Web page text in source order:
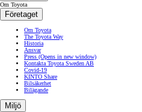
Om Toyota
Företaget
Om Toyota
The Toyota Way
Historia
Ansvar
Press (Opens in new window)
Kontakta Toyota Sweden AB
Covid-19
KINTO Share
Bilsäkerhet
Bilägande
Miljö